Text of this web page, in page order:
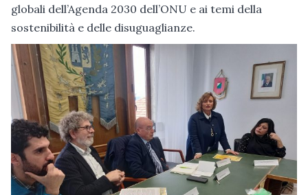
globali dell’Agenda 2030 dell’ONU e ai temi della
sostenibilità e delle disuguaglianze.